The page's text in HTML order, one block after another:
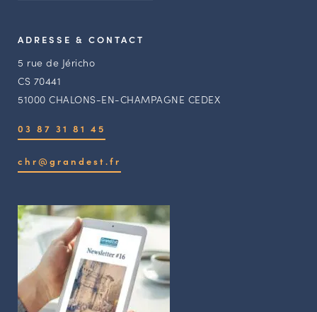
ADRESSE & CONTACT
5 rue de Jéricho
CS 70441
51000 CHALONS-EN-CHAMPAGNE CEDEX
03 87 31 81 45
chr@grandest.fr